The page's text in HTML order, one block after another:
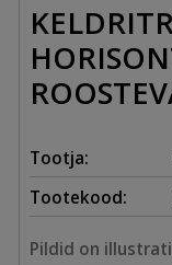
Tootja:
Tootekood:
Pildid on